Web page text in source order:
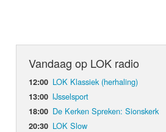
Vandaag op LOK radio
12:00 LOK Klassiek (herhaling)
13:00 IJsselsport
18:00 De Kerken Spreken: Sionskerk
20:30 LOK Slow